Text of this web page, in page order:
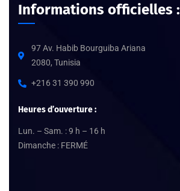
Informations officielles :
97 Av. Habib Bourguiba Ariana
2080, Tunisia
+216 31 390 990
Heures d’ouverture :
Lun. – Sam. : 9 h – 16 h
Dimanche : FERMÉ